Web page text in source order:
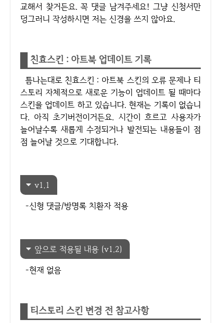
교해서 찾거든요. 꼭 댓글 남겨주세요! 그냥 신청서만
덩그러니 작성하시면 저는 신경을 쓰지 않아요.
친효스킨 : 아트북 업데이트 기록
틈나는대로 친효스킨 : 아트북 스킨의 오류 문제나 티
스토리 자체적으로 새로운 기능이 업데이트 될 때마다
스킨을 업데이트 하고 있습니다. 현재는 기록이 없습니
다. 아직 초기버전이거든요. 시간이 흐르고 사용자가
늘어날수록 새롭게 수정되거나 발전되는 내용들이 점
점 늘어날 것으로 기대합니다.
v1.1
-신형 댓글/방명록 치환자 적용
앞으로 적용될 내용 (v1.2)
-현재 없음
티스토리 스킨 변경 전 참고사항